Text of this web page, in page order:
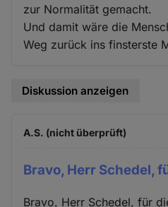
zur Normalität gemacht.
Und damit wäre die
Weg zurück ins finsterste
Diskussion anzeigen
A.S. (nicht überprüft)
Bravo, Herr Schedel,
Bravo, Herr Schedel, für